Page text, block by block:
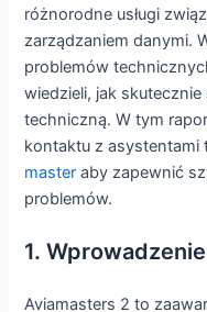
różnorodne usługi
zarządzaniem danymi.
problemów
wiedzieli, jak
techniczną. W tym
kontaktu z
master aby zapewnić
problemów.
1.
Aviamasters 2 to